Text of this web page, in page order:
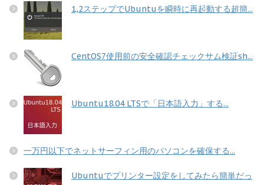
1,2ステップでUbuntuを瞬時に再起動する超簡...
CentOS7使用前の安全確認チェックサム検証sh...
Ubuntu18.04 LTSで「日本語入力」する...
一万円以下でネットサーフィン用のパソコンを確保する...
Ubuntuでプリンター設定をしてみたら簡単だっ